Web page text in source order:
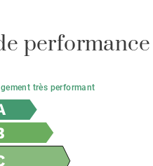
très performant